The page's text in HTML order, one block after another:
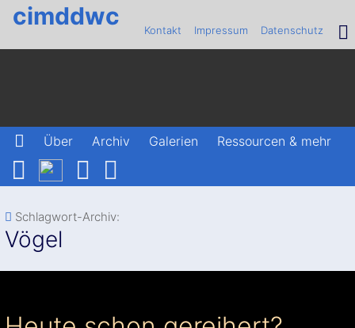
cimddwc Kontakt Impressum Datenschutz
Über Archiv Galerien Ressourcen & mehr
Schlagwort-Archiv:
Vögel